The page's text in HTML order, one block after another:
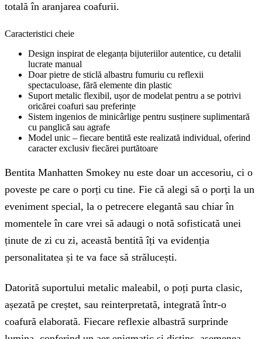
totală în aranjarea coafurii.
Caracteristici cheie
Design inspirat de eleganța bijuteriilor autentice, cu detalii
lucrate manual
Doar pietre de sticlă albastru fumuriu cu reflexii
spectaculoase, fără elemente din plastic
Suport metalic flexibil, ușor de modelat pentru a se potrivi
oricărei coafuri sau preferințe
Sistem ingenios de minicârlige pentru susținere suplimentară
cu panglică sau agrafe
Model unic – fiecare bentită este realizată individual, oferind
caracter exclusiv fiecărei purtătoare
Bentita Manhatten Smokey nu este doar un accesoriu, ci o
poveste pe care o porți cu tine. Fie că alegi să o porți la un
eveniment special, la o petrecere elegantă sau chiar în
momentele în care vrei să adaugi o notă sofisticată unei
ținute de zi cu zi, această bentită îți va evidenția
personalitatea și te va face să strălucești.
Datorită suportului metalic maleabil, o poți purta clasic,
așezată pe creștet, sau reinterpretată, integrată într-o
coafură elaborată. Fiecare reflexie albastră surprinde